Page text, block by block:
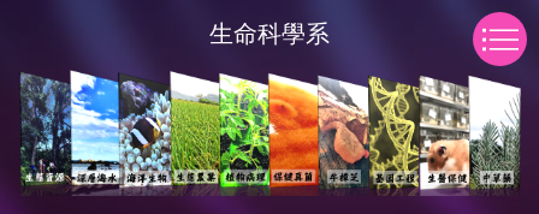
要
內
容
區
生命科學系